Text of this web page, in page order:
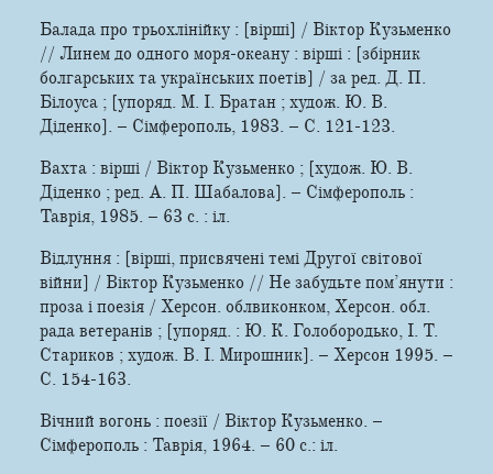
Балада про трьохлінійку : [вірші] / Віктор Кузьменко
// Линем до одного моря-океану : вірші : [збірник
болгарських та українських поетів] / за ред. Д. П.
Білоуса ; [упоряд. М. І. Братан ; худож. Ю. В.
Діденко]. – Сімферополь, 1983. – С. 121-123.
Вахта : вірші / Віктор Кузьменко ; [худож. Ю. В.
Діденко ; ред. А. П. Шабалова]. – Сімферополь :
Таврія, 1985. – 63 с. : іл.
Відлуння : [вірші, присвячені темі Другої світової
війни] / Віктор Кузьменко // Не забудьте пом’янути :
проза і поезія / Херсон. облвиконком, Херсон. обл.
рада ветеранів ; [упоряд. : Ю. К. Голобородько, І. Т.
Стариков ; худож. В. І. Мирошник]. – Херсон 1995. –
С. 154-163.
Вічний вогонь : поезії / Віктор Кузьменко. –
Сімферополь : Таврія, 1964. – 60 с.: іл.